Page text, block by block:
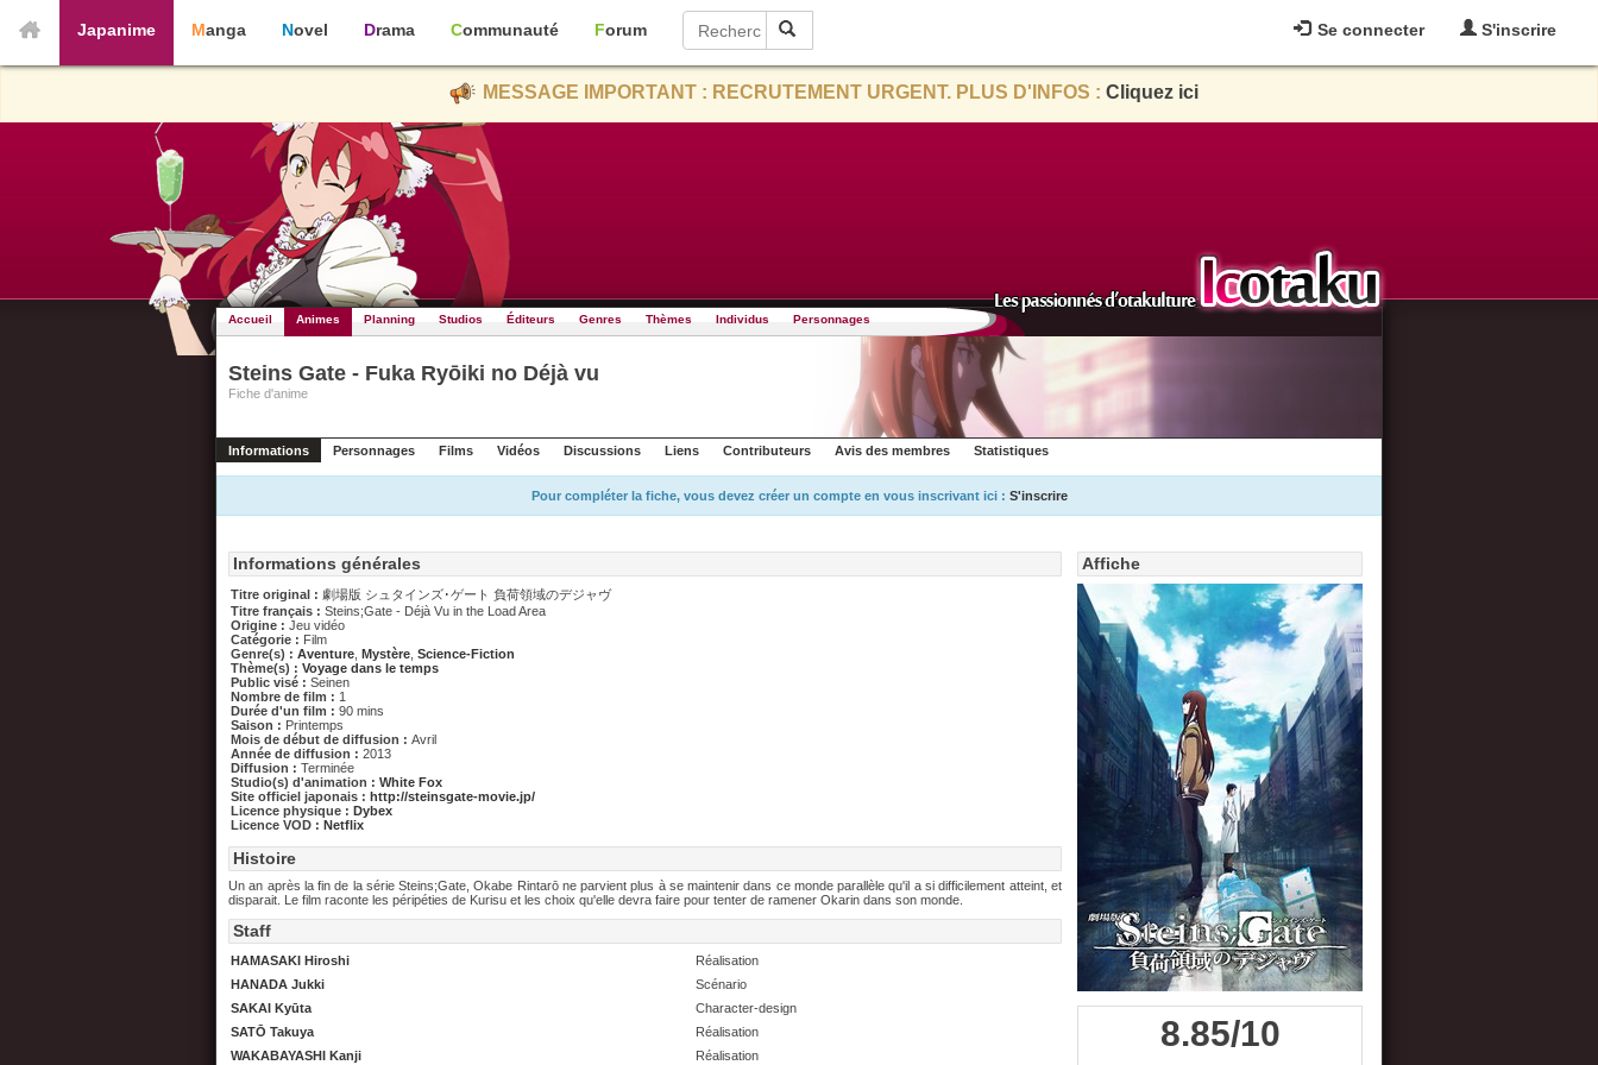
Se connecter S'inscrire
Japanime Manga Novel Drama Communauté Forum
MESSAGE IMPORTANT : RECRUTEMENT URGENT. PLUS D'INFOS : Cliquez ici
Accueil Animes Planning Studios Éditeurs Genres Thèmes Individus Personnages
Steins Gate - Fuka Ryōiki no Déjà vu
Fiche d'anime
Informations Personnages Films Vidéos Discussions Liens Contributeurs Avis des membres Statistiques
Pour compléter la fiche, vous devez créer un compte en vous inscrivant ici : S'inscrire
Affiche
8.85/10
Informations générales
Titre original : 劇場版 シュタインズ･ゲート 負荷領域のデジャヴ
Titre français : Steins;Gate - Déjà Vu in the Load Area
Origine : Jeu vidéo
Catégorie : Film
Genre(s) : Aventure Mystère Science-Fiction
Thème(s) : Voyage dans le temps
Public visé : Seinen
Nombre de film : 1
Durée d'un film : 90 mins
Saison : Printemps
Mois de début de diffusion : Avril
Année de diffusion : 2013
Diffusion : Terminée
Studio(s) d'animation : White Fox
Site officiel japonais : http://steinsgate-movie.jp/
Licence physique : Dybex
Licence VOD : Netflix
Histoire
Un an après la fin de la série Steins;Gate, Okabe Rintarō ne parvient plus à se maintenir dans ce monde parallèle qu'il a si difficilement atteint, et
disparait. Le film raconte les péripéties de Kurisu et les choix qu'elle devra faire pour tenter de ramener Okarin dans son monde.
Staff
HAMASAKI Hiroshi
Réalisation
HANADA Jukki
Scénario
SAKAI Kyūta
Character-design
SATŌ Takuya
Réalisation
WAKABAYASHI Kanji
Réalisation